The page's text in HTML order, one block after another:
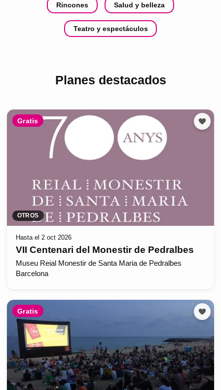
Rincones Salud y belleza
Teatro y espectáculos
Planes destacados
Gratis
OTROS
Hasta el 2 oct 2026
VII Centenari del Monestir de Pedralbes
Museu Reial Monestir de Santa Maria de Pedralbes
Barcelona
Gratis